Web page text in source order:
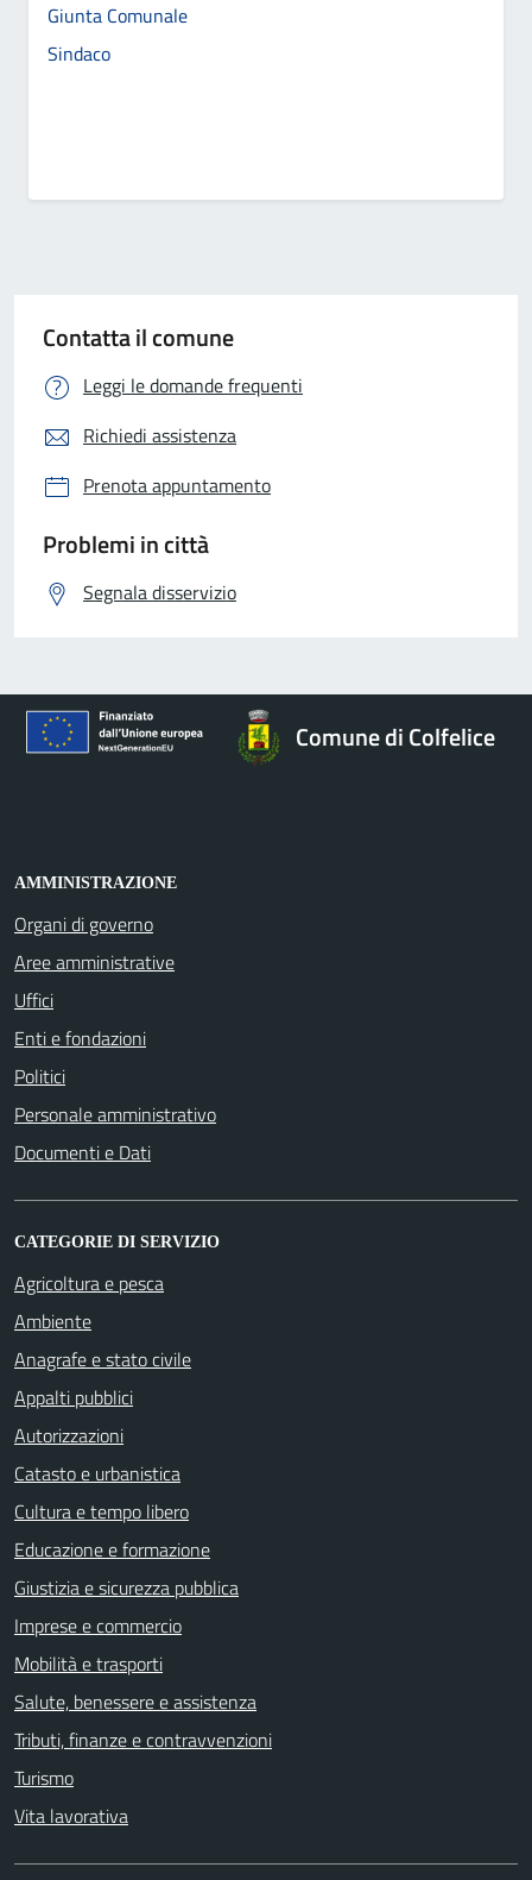
Giunta Comunale
Sindaco
Contatta il comune
Leggi le domande frequenti
Richiedi assistenza
Prenota appuntamento
Problemi in città
Segnala disservizio
Comune di Colfelice
AMMINISTRAZIONE
Organi di governo
Aree amministrative
Uffici
Enti e fondazioni
Politici
Personale amministrativo
Documenti e Dati
CATEGORIE DI SERVIZIO
Agricoltura e pesca
Ambiente
Anagrafe e stato civile
Appalti pubblici
Autorizzazioni
Catasto e urbanistica
Cultura e tempo libero
Educazione e formazione
Giustizia e sicurezza pubblica
Imprese e commercio
Mobilità e trasporti
Salute, benessere e assistenza
Tributi, finanze e contravvenzioni
Turismo
Vita lavorativa